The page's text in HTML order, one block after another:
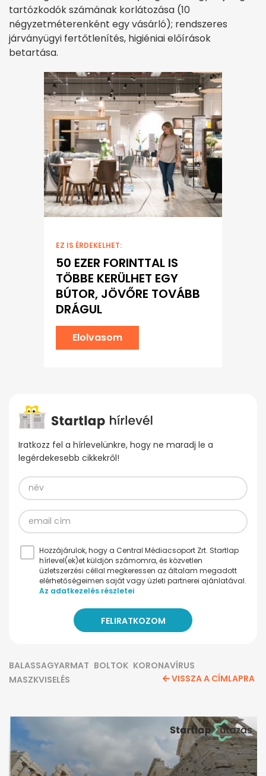
tartózkodók számának korlátozása (10
négyzetméterenként egy vásárló); rendszeres
járványügyi fertőtlenítés, higiéniai előírások
betartása.
EZ IS ÉRDEKELHET:
50 EZER FORINTTAL IS
TÖBBE KERÜLHET EGY
BÚTOR, JÖVŐRE TOVÁBB
DRÁGUL
Elolvasom
Iratkozz fel a hírlevelünkre, hogy ne maradj le a
legérdekesebb cikkekről!
Hozzájárulok, hogy a Central Médiacsoport Zrt. Startlap
hírlevel(ek)et küldjön számomra, és közvetlen
üzletszerzési céllal megkeressen az általam megadott
elérhetőségeimen saját vagy üzleti partnerei ajánlatával.
Az adatkezelés részletei
BALASSAGYARMAT BOLTOK KORONAVÍRUS
MASZKVISELÉS
VISSZA A CÍMLAPRA